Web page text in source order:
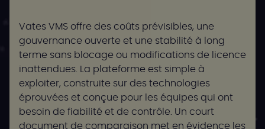
Vates VMS offre des coûts prévisibles, une
gouvernance ouverte et une stabilité à long
terme sans blocage ou modifications de licence
inattendues. La plateforme est simple à
exploiter, construite sur des technologies
éprouvées et conçue pour les équipes qui ont
besoin de fiabilité et de contrôle. Un court
document de comparaison met en évidence les